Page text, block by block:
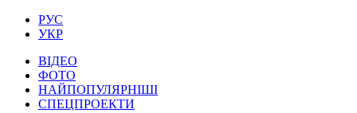
РУС
УКР
ВІДЕО
ФОТО
НАЙПОПУЛЯРНІШІ
СПЕЦПРОЕКТИ